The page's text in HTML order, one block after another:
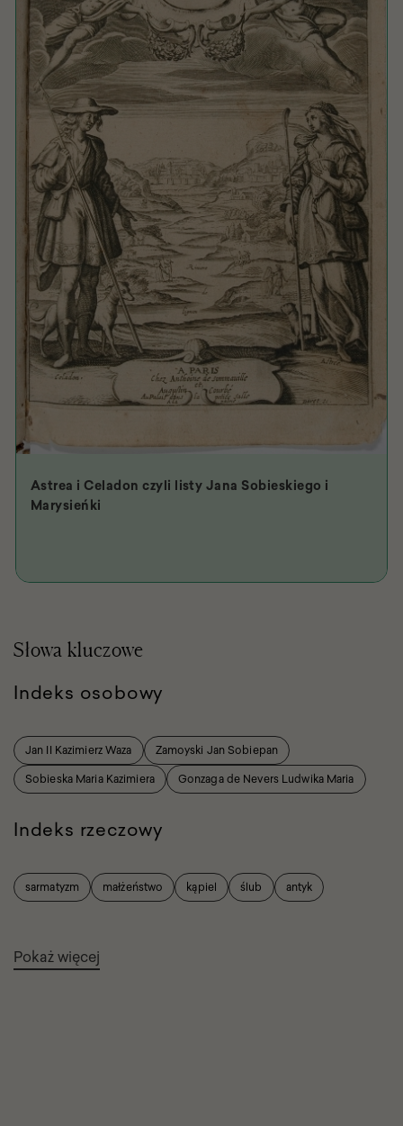
Astrea i Celadon czyli listy Jana Sobieskiego i
Marysieńki
Słowa kluczowe
Indeks osobowy
Jan II Kazimierz Waza
Zamoyski Jan Sobiepan
Sobieska Maria Kazimiera
Gonzaga de Nevers Ludwika Maria
Indeks rzeczowy
sarmatyzm małżeństwo kąpiel ślub antyk
Pokaż więcej